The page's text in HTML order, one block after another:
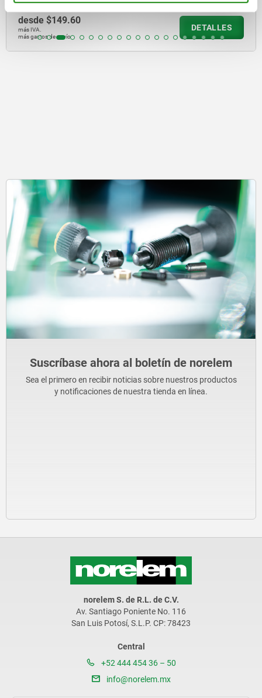
desde $149.60
más IVA.
más gastos de envío
DETALLES
Suscríbase ahora al boletín de norelem
Sea el primero en recibir noticias sobre nuestros productos
y notificaciones de nuestra tienda en línea.
norelem S. de R.L. de C.V.
Av. Santiago Poniente No. 116
San Luis Potosí, S.L.P. CP: 78423
Central
+52 444 454 36 – 50
info@norelem.mx